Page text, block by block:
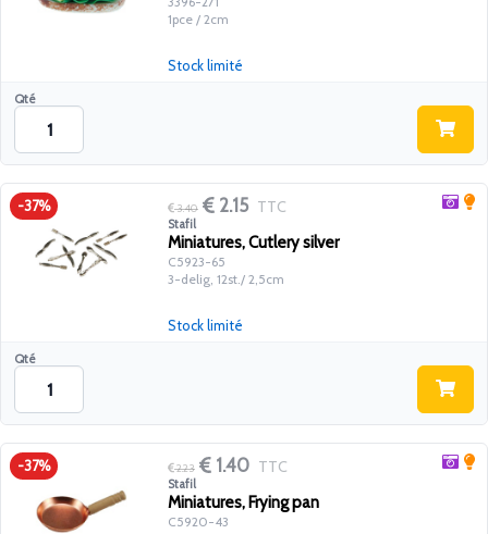
1pce / 2cm
Qté
Stock limité
-37% 3.40 2.15 TTC
Stafil
Miniatures, Cutlery silver
C5923-65
3-delig, 12st./ 2,5cm
Qté
Stock limité
-37% 2.23 1.40 TTC
Stafil
Miniatures, Frying pan
C5920-43